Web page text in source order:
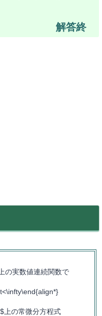
の実数値連続関数で
上の常微分方程式